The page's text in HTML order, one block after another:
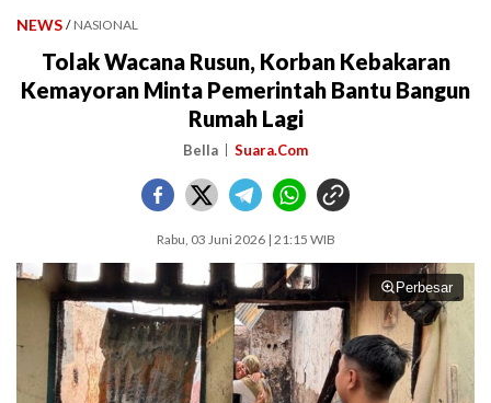
NEWS / NASIONAL
Tolak Wacana Rusun, Korban Kebakaran
Kemayoran Minta Pemerintah Bantu Bangun
Rumah Lagi
Bella Suara.Com
Rabu, 03 Juni 2026 | 21:15 WIB
Perbesar